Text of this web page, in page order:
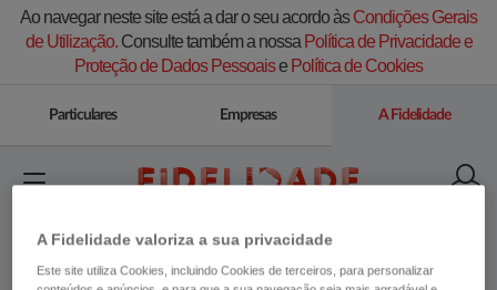
Ao navegar neste site está a dar o seu acordo àsCondições Gerais
de Utilização.Consulte também a nossa Política de Privacidade e
Proteção de Dados Pessoaise Política de Cookies
Particulares Empresas A Fidelidade
A Fidelidade valoriza a sua privacidade
Este site utiliza Cookies, incluindo Cookies de terceiros, para personalizar